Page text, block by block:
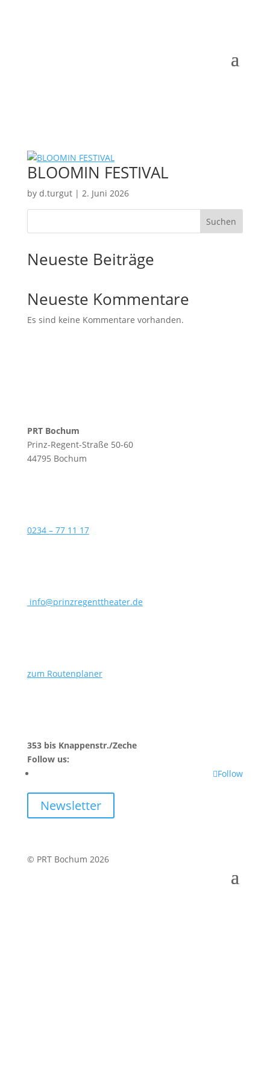
BLOOMIN FESTIVAL
by d.turgut| 2. Juni 2026
Suchen
Neueste Beiträge
Neueste Kommentare
Es sind keine Kommentare vorhanden.
PRT Bochum
Prinz-Regent-Straße 50-60
44795 Bochum
0234 – 77 11 17
info@prinzregenttheater.de
zum Routenplaner
353 bis Knappenstr./Zeche
Follow us:
Follow
Newsletter
© PRT Bochum 2026